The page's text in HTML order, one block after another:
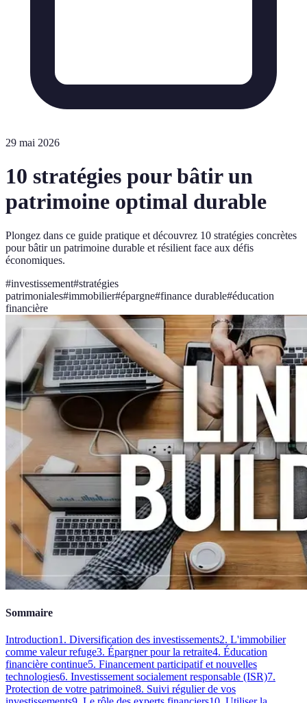
29 mai 2026
10 stratégies pour bâtir un
patrimoine optimal durable
Plongez dans ce guide pratique et découvrez 10 stratégies concrètes
pour bâtir un patrimoine durable et résilient face aux défis
économiques.
#investissement#stratégies
patrimoniales#immobilier#épargne#finance durable#éducation
financière
Sommaire
Introduction1. Diversification des investissements2. L'immobilier
comme valeur refuge3. Épargner pour la retraite4. Éducation
financière continue5. Financement participatif et nouvelles
technologies6. Investissement socialement responsable (ISR)7.
Protection de votre patrimoine8. Suivi régulier de vos